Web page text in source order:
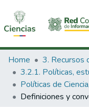
Communities &
All of DSpace
Statistics
Home